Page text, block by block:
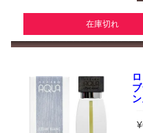
在庫切れ
¥